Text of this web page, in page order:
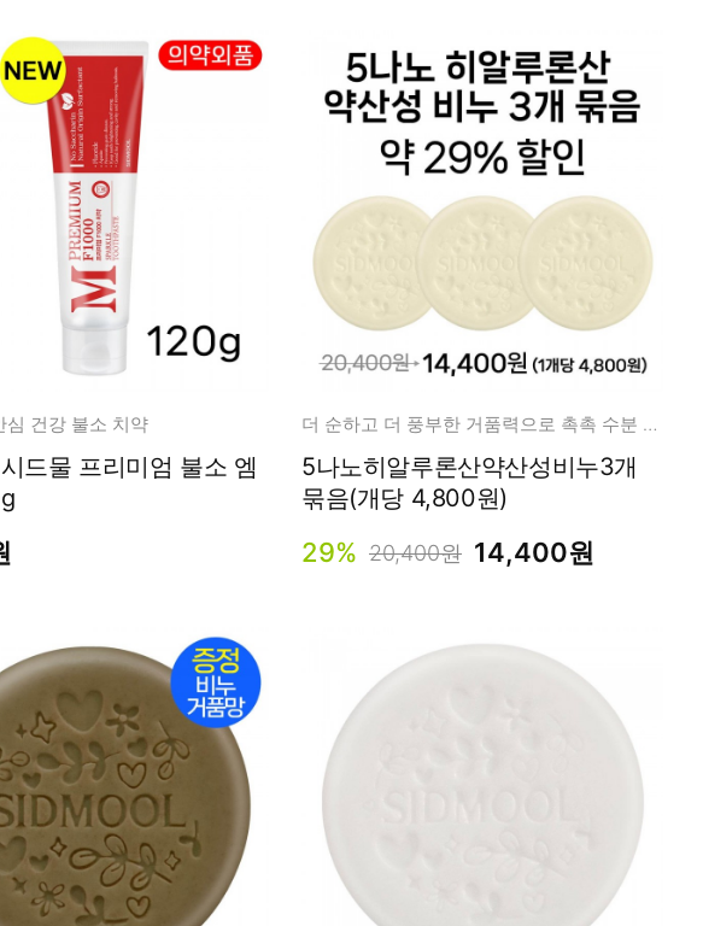
하/바하/파하/
독/프로폴리스
일
마이드
타치온
넥사믹
해외배송문의
시드물 매니아
심 건강 불소 치약
드물 프리미엄 불소 엠
더 순하고 더 풍부한 거품력으로 촉촉 수분 영양 클렌징!
5나노히알루론산약산성비누3개
묶음(개당 4,800원)
29% 20,400원 14,400원